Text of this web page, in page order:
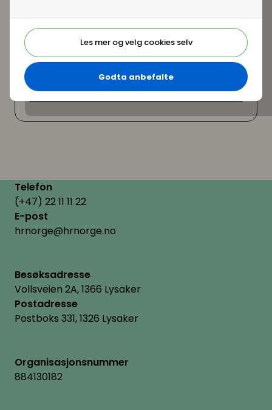
Les mer og velg cookies selv
Godta anbefalte
Telefon
(+47) 22 11 11 22
E-post
hrnorge@hrnorge.no
Besøksadresse
Vollsveien 2A, 1366 Lysaker
Postadresse
Postboks 331, 1326 Lysaker
Organisasjonsnummer
884130182